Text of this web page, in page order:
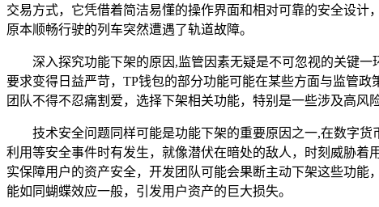
交易方式，它凭借着简洁易懂的操作界面和相对可靠的安全设
原本顺畅行驶的列车突然遭遇了轨道故障。
深入探究功能下架的原因,监管因素无疑是不可忽视的关键
要求变得日益严苛，TP钱包的部分功能可能在某些方面与监管
团队不得不忍痛割爱，选择下架相关功能，特别是一些涉及高
技术安全问题同样可能是功能下架的重要原因之一,在数字
利用等安全事件时有发生，就像潜伏在暗处的敌人，时刻威胁
实保障用户的资产安全，开发团队可能会果断主动下架这些功
能如同蝴蝶效应一般，引发用户资产的巨大损失。